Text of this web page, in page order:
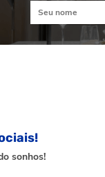
sonhos!